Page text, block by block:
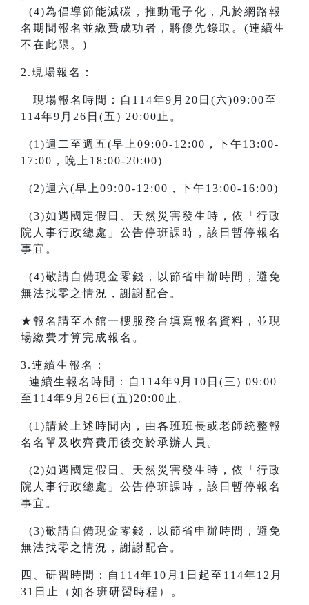
(4)為倡導節能減碳，推動電子化，凡於網路報
名期間報名並繳費成功者，將優先錄取。(連續生
不在此限。)
2.現場報名：
現場報名時間：自114年9月20日(六)09:00至
114年9月26日(五) 20:00止。
(1)週二至週五(早上09:00-12:00，下午13:00-
17:00，晚上18:00-20:00)
(2)週六(早上09:00-12:00，下午13:00-16:00)
(3)如遇國定假日、天然災害發生時，依「行政
院人事行政總處」公告停班課時，該日暫停報名
事宜。
(4)敬請自備現金零錢，以節省申辦時間，避免
無法找零之情況，謝謝配合。
★報名請至本館一樓服務台填寫報名資料，並現
場繳費才算完成報名。
3.連續生報名：
連續生報名時間：自114年9月10日(三) 09:00
至114年9月26日(五)20:00止。
(1)請於上述時間內，由各班班長或老師統整報
名名單及收齊費用後交於承辦人員。
(2)如遇國定假日、天然災害發生時，依「行政
院人事行政總處」公告停班課時，該日暫停報名
事宜。
(3)敬請自備現金零錢，以節省申辦時間，避免
無法找零之情況，謝謝配合。
四、研習時間：自114年10月1日起至114年12月
31日止（如各班研習時程）。